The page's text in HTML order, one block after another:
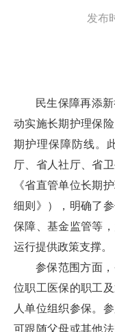
发布
民生保障再添
动实施长期护理保
期护理保障防线。
厅、省人社厅、省
《省直管单位长期
细则》），明确了
保障、基金监管等
运行提供政策支撑。
参保范围方面
位职工医保的职工
人单位组织参保。
可跟随父母或其他